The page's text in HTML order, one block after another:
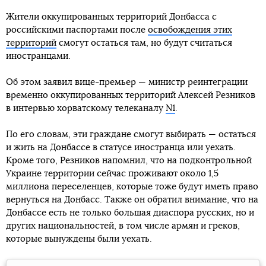
Жители оккупированных территорий Донбасса с
российскими паспортами после освобождения этих
территорий смогут остаться там, но будут считаться
иностранцами.
Об этом заявил вице-премьер — министр реинтеграции
временно оккупированных территорий Алексей Резников
в интервью хорватскому телеканалу N1.
По его словам, эти граждане смогут выбирать — остаться
и жить на Донбассе в статусе иностранца или уехать.
Кроме того, Резников напомнил, что на подконтрольной
Украине территории сейчас проживают около 1,5
миллиона переселенцев, которые тоже будут иметь право
вернуться на Донбасс. Также он обратил внимание, что на
Донбассе есть не только большая диаспора русских, но и
других национальностей, в том числе армян и греков,
которые вынуждены были уехать.